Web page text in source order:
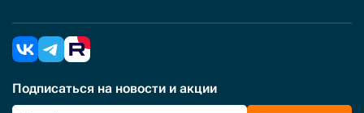
Подписаться на новости и акции